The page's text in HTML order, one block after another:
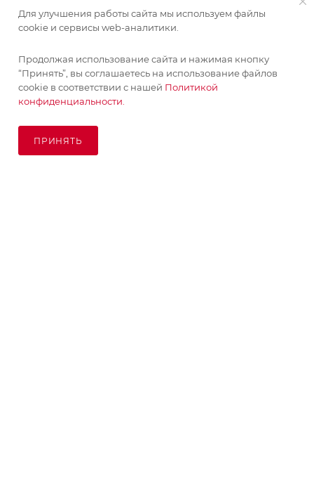
Для улучшения работы сайта мы используем файлы
cookie и сервисы web-аналитики.
Продолжая использование сайта и нажимая кнопку
“Принять”, вы соглашаетесь на использование файлов
cookie в соответствии с нашей Политикой
конфиденциальности.
ПРИНЯТЬ